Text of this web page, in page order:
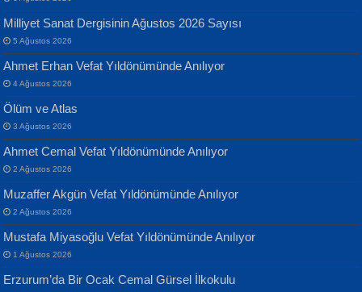
MUSTAFA KELOĞLU
Yarına İz Bırakmak...
ATİLLA ÖZEN
Sultan Olmadan Önce Eyüp...
Yılmaz Ekinci
Geceye Söylenen...
Banu Sancak
Defterimden İçeri...
Milliyet Sanat Dergisinin Ağustos 2026 Sayısı
5 Ağustos 2026
Ahmet Erhan Vefat Yıldönümünde Anılıyor
4 Ağustos 2026
Ölüm ve Atlas
3 Ağustos 2026
Ahmet Cemal Vefat Yıldönümünde Anılıyor
2 Ağustos 2026
Muzaffer Akgün Vefat Yıldönümünde Anılıyor
2 Ağustos 2026
Mustafa Miyasoğlu Vefat Yıldönümünde Anılıyor
1 Ağustos 2026
Erzurum’da Bir Ocak Cemal Gürsel İlkokulu